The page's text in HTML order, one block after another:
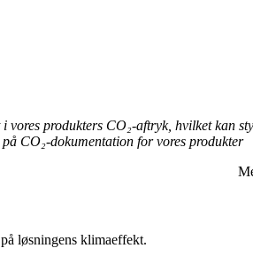
produkters CO₂-aftryk, hvilket kan
CO₂-dokumentation for vores produkter
løsningens klimaeffekt.